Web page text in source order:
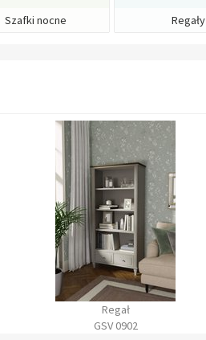
Szafki nocne Regały
Nadstawka kredensu 2d
GSV 2304